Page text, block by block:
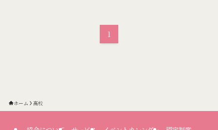
1
ホーム 高校